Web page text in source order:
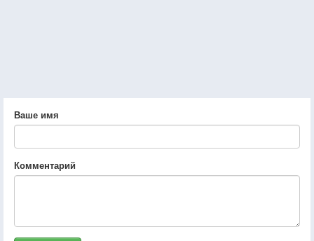
Ваше имя
Комментарий